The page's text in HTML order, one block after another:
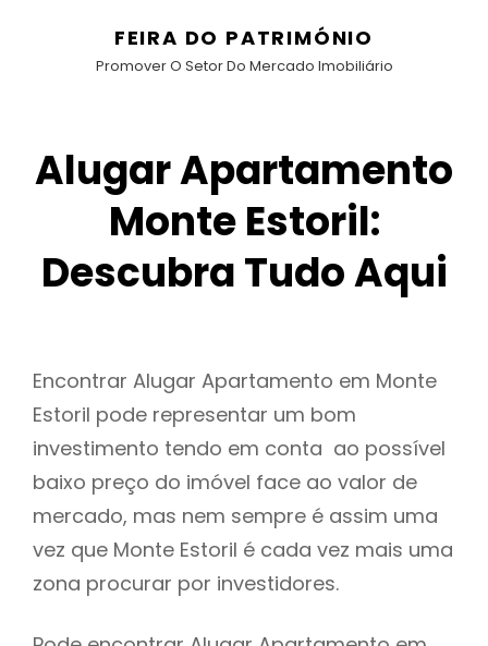
FEIRA DO PATRIMÓNIO
Promover O Setor Do Mercado Imobiliário
Alugar Apartamento
Monte Estoril:
Descubra Tudo Aqui
Encontrar Alugar Apartamento em Monte
Estoril pode representar um bom
investimento tendo em conta ao possível
baixo preço do imóvel face ao valor de
mercado, mas nem sempre é assim uma
vez que Monte Estoril é cada vez mais uma
zona procurar por investidores.